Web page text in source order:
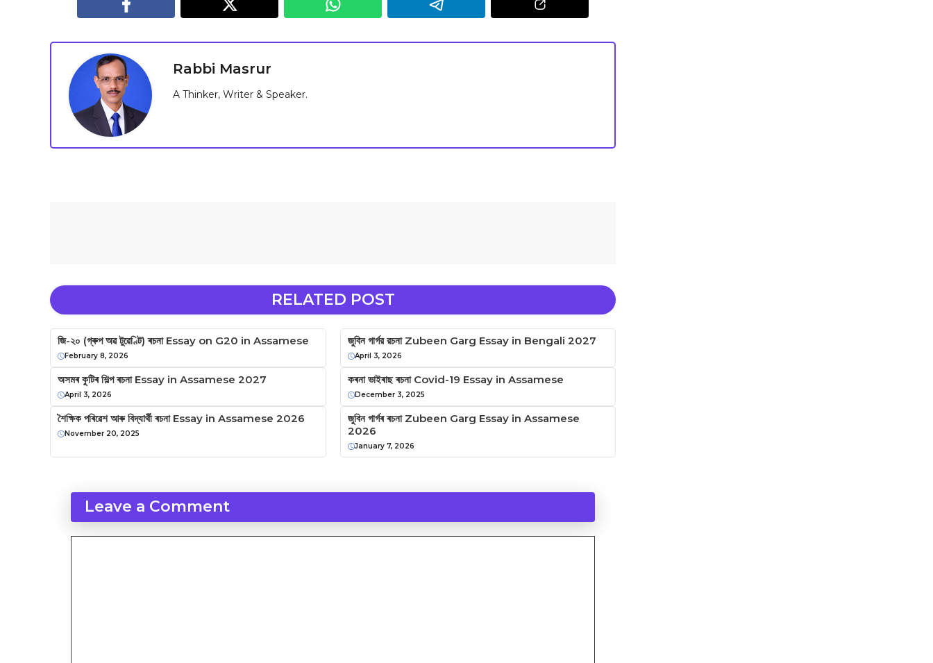
Rabbi Masrur
A Thinker, Writer & Speaker.
RELATED POST
জি-২০ (গ্ৰুপ অৱ টুৱেণ্টি) ৰচনা Essay on G20 in Assamese
February 8, 2026
জুবিন গাৰ্গর রচনা Zubeen Garg Essay in Bengali 2027
April 3, 2026
অসমৰ কুটিৰ শিল্প ৰচনা Essay in Assamese 2027
April 3, 2026
কৰনা ভাইৰাছ ৰচনা Covid-19 Essay in Assamese
December 3, 2025
শৈক্ষিক পৰিৱেশ আৰু বিদ্যার্থী ৰচনা Essay in Assamese 2026
November 20, 2025
জুবিন গাৰ্গৰ ৰচনা Zubeen Garg Essay in Assamese
2026
January 7, 2026
Leave a Comment